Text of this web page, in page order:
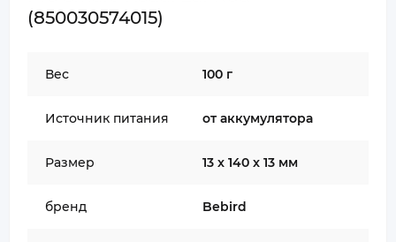
(850030574015)
Вес 100 г
Источник питания от аккумулятора
Размер 13 x 140 x 13 мм
бренд Bebird